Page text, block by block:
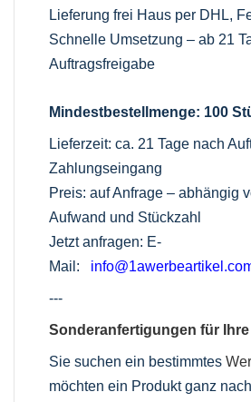
Lieferung frei Haus per DHL,
Schnelle Umsetzung – ab 21
Auftragsfreigabe
Mindestbestellmenge: 100
Lieferzeit: ca. 21 Tage nach
Zahlungseingang
Preis: auf Anfrage – abhängig
Aufwand und Stückzahl
Jetzt anfragen: E-
Mail:
---
Sonderanfertigungen für
Sie suchen ein bestimmtes
möchten ein Produkt ganz